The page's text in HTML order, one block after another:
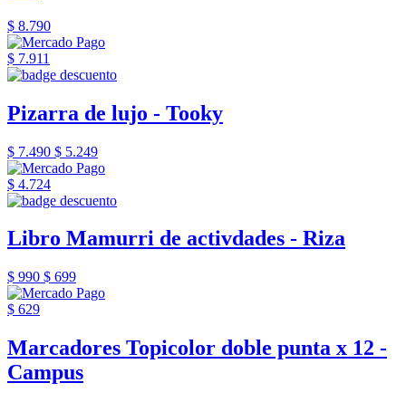
$ 8.790
$ 7.911
Pizarra de lujo - Tooky
$ 7.490 $ 5.249
$ 4.724
Libro Mamurri de activdades - Riza
$ 990 $ 699
$ 629
Marcadores Topicolor doble punta x 12 -
Campus